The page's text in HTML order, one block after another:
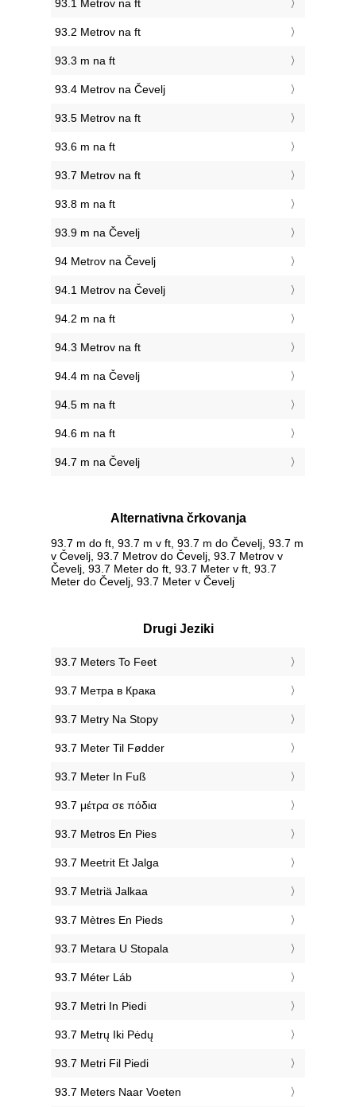
93.1 Metrov na ft
93.2 Metrov na ft
93.3 m na ft
93.4 Metrov na Čevelj
93.5 Metrov na ft
93.6 m na ft
93.7 Metrov na ft
93.8 m na ft
93.9 m na Čevelj
94 Metrov na Čevelj
94.1 Metrov na Čevelj
94.2 m na ft
94.3 Metrov na ft
94.4 m na Čevelj
94.5 m na ft
94.6 m na ft
94.7 m na Čevelj
Alternativna črkovanja
93.7 m do ft, 93.7 m v ft, 93.7 m do Čevelj, 93.7 m
v Čevelj, 93.7 Metrov do Čevelj, 93.7 Metrov v
Čevelj, 93.7 Meter do ft, 93.7 Meter v ft, 93.7
Meter do Čevelj, 93.7 Meter v Čevelj
Drugi Jeziki
‎93.7 Meters To Feet
‎93.7 Метра в Крака
‎93.7 Metry Na Stopy
‎93.7 Meter Til Fødder
‎93.7 Meter In Fuß
‎93.7 μέτρα σε πόδια
‎93.7 Metros En Pies
‎93.7 Meetrit Et Jalga
‎93.7 Metriä Jalkaa
‎93.7 Mètres En Pieds
‎93.7 Metara U Stopala
‎93.7 Méter Láb
‎93.7 Metri In Piedi
‎93.7 Metrų Iki Pėdų
‎93.7 Metri Fil Piedi
‎93.7 Meters Naar Voeten